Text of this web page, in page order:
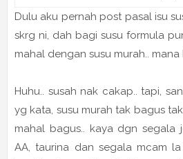
Dulu aku pernah post pasal isu
skrg ni, dah bagi susu formula
mahal dengan susu murah.. mana
Huhu.. susah nak cakap.. tapi,
yg kata, susu murah tak bagus
mahal bagus.. kaya dgn segala
AA, taurina dan segala mcam